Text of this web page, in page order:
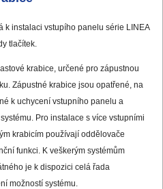
k instalaci vstupího panelu série LINEA
tlačítek.
krabice, určené pro zápustnou
Zápustné krabice jsou opatřené, na
k uchycení vstupního panelu a
Pro instalace s více vstupními
krabicím používají oddělovače
funkci. K veškerým systémům
je k dispozici celá řada
možností systému.